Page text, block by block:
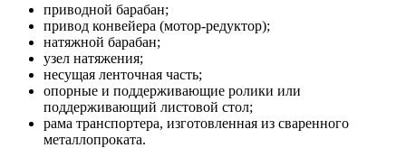
приводной барабан;
привод конвейера (мотор-редуктор);
натяжной барабан;
узел натяжения;
несущая ленточная часть;
опорные и поддерживающие ролики или
поддерживающий листовой стол;
рама транспортера, изготовленная из сваренного
металлопроката.